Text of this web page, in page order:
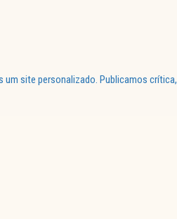
um site personalizado. Publicamos crítica,